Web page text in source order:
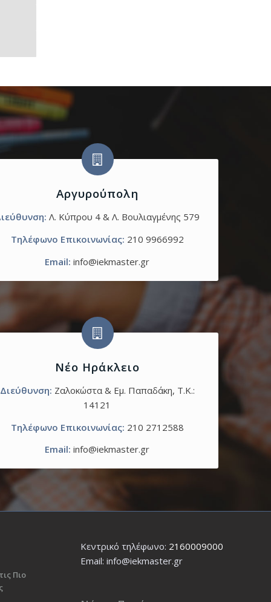
Αργυρούπολη
Λ. Κύπρου 4 & Λ. Βουλιαγμένης 579
Τηλέφωνο Επικοινωνίας: 210 9966992
Email: info@iekmaster.gr
Νέο Ηράκλειο
Διεύθυνση: Ζαλοκώστα & Εμ. Παπαδάκη, T.K.:
14121
Τηλέφωνο Επικοινωνίας: 210 2712588
Email: info@iekmaster.gr
Πιο
Κεντρικό τηλέφωνο: 2160009000
Εmail: info@iekmaster.gr